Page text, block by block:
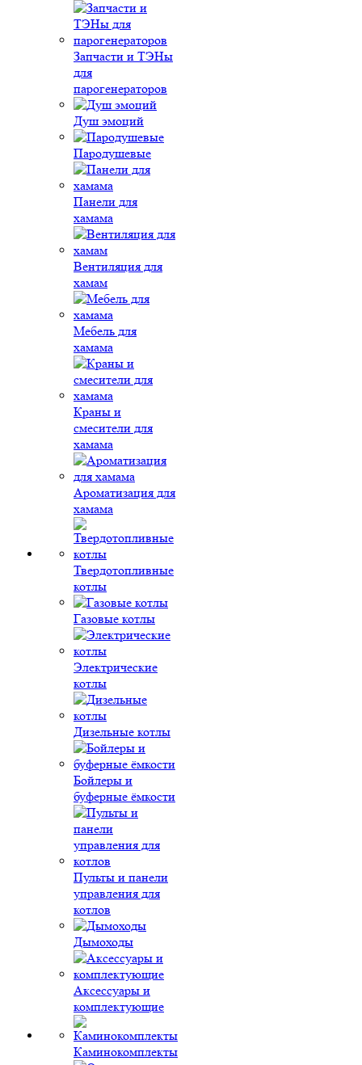
Запчасти и ТЭНы
для
парогенераторов
Душ эмоций
Пародушевые
Панели для
хамама
Вентиляция для
хамам
Мебель для
хамама
Краны и
смесители для
хамама
Ароматизация для
хамама
Твердотопливные
котлы
Газовые котлы
Электрические
котлы
Дизельные котлы
Бойлеры и
буферные ёмкости
Пульты и панели
управления для
котлов
Дымоходы
Аксессуары и
комплектующие
Каминокомплекты